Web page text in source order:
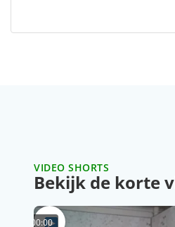
VIDEO SHORTS
Bekijk de korte
00:00